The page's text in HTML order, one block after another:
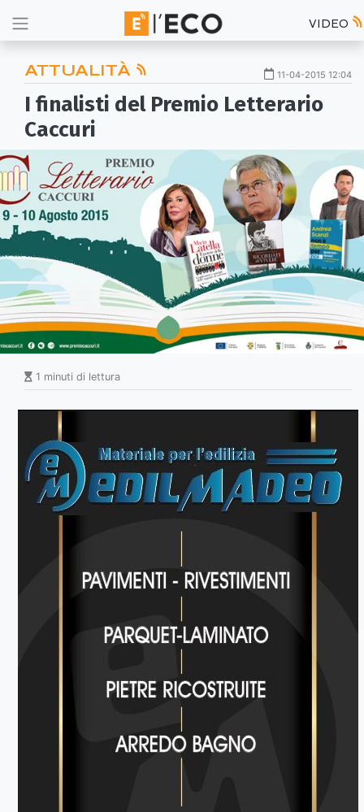
VIDEO
ATTUALITÀ 11-04-2015 12:04
I finalisti del Premio Letterario
Caccuri
1 minuti di lettura